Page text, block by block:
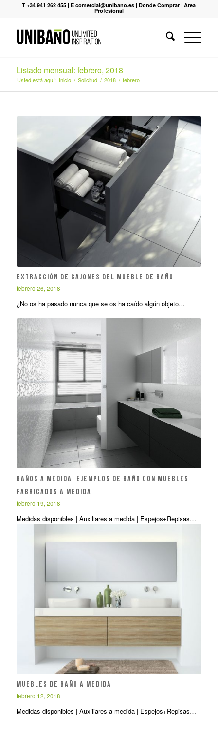
T +34 941 262 455 |E comercial@unibano.es |Donde Comprar |Area
Profesional
Listado mensual: febrero, 2018
Usted está aquí: Inicio / Solicitud / 2018 / febrero
Extracción de cajones del mueble de baño
febrero 26, 2018
¿No os ha pasado nunca que se os ha caído algún objeto…
Baños a medida. Ejemplos de baño con muebles
fabricados a medida
febrero 19, 2018
Medidas disponibles | Auxiliares a medida | Espejos+Repisas…
Muebles de baño a medida
febrero 12, 2018
Medidas disponibles | Auxiliares a medida | Espejos+Repisas…